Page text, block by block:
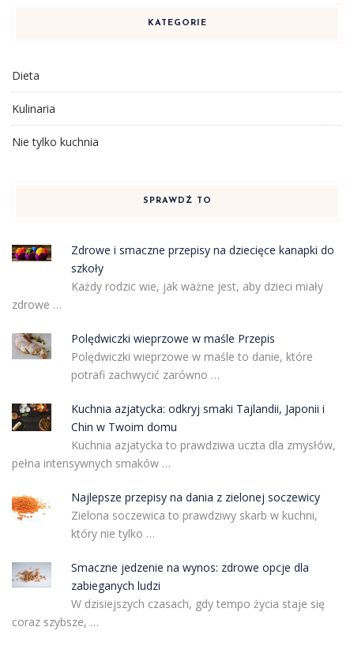
KATEGORIE
Dieta
Kulinaria
Nie tylko kuchnia
SPRAWDŹ TO
Zdrowe i smaczne przepisy na dziecięce kanapki do
szkoły
Każdy rodzic wie, jak ważne jest, aby dzieci miały
zdrowe …
Polędwiczki wieprzowe w maśle Przepis
Polędwiczki wieprzowe w maśle to danie, które
potrafi zachwycić zarówno …
Kuchnia azjatycka: odkryj smaki Tajlandii, Japonii i
Chin w Twoim domu
Kuchnia azjatycka to prawdziwa uczta dla zmysłów,
pełna intensywnych smaków …
Najlepsze przepisy na dania z zielonej soczewicy
Zielona soczewica to prawdziwy skarb w kuchni,
który nie tylko …
Smaczne jedzenie na wynos: zdrowe opcje dla
zabieganych ludzi
W dzisiejszych czasach, gdy tempo życia staje się
coraz szybsze, …